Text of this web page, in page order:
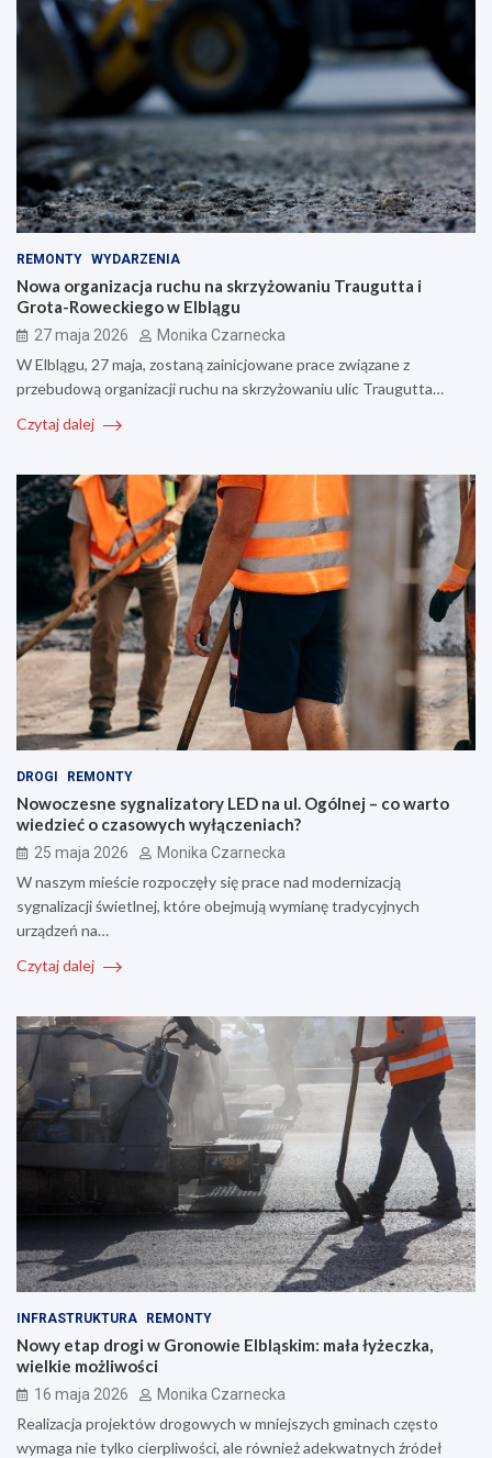
REMONTY WYDARZENIA
Nowa organizacja ruchu na skrzyżowaniu Traugutta i
Grota-Roweckiego w Elblągu
27 maja 2026 Monika Czarnecka
W Elblągu, 27 maja, zostaną zainicjowane prace związane z
przebudową organizacji ruchu na skrzyżowaniu ulic Traugutta…
Czytaj dalej
DROGI REMONTY
Nowoczesne sygnalizatory LED na ul. Ogólnej – co warto
wiedzieć o czasowych wyłączeniach?
25 maja 2026 Monika Czarnecka
W naszym mieście rozpoczęły się prace nad modernizacją
sygnalizacji świetlnej, które obejmują wymianę tradycyjnych
urządzeń na…
Czytaj dalej
INFRASTRUKTURA REMONTY
Nowy etap drogi w Gronowie Elbląskim: mała łyżeczka,
wielkie możliwości
16 maja 2026 Monika Czarnecka
Realizacja projektów drogowych w mniejszych gminach często
wymaga nie tylko cierpliwości, ale również adekwatnych źródeł